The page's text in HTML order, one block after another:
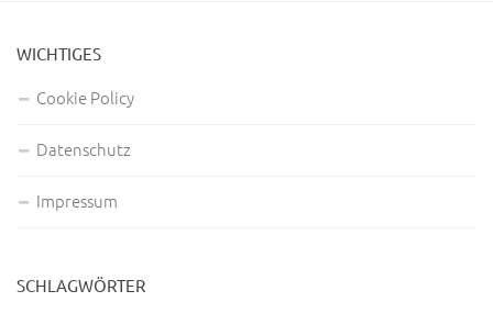
WICHTIGES
Cookie Policy
Datenschutz
Impressum
SCHLAGWÖRTER